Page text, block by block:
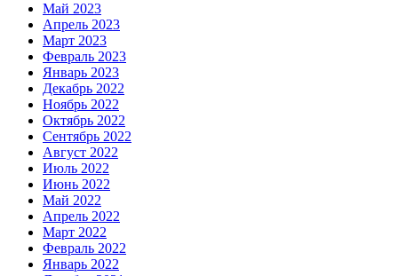
Май 2023
Апрель 2023
Март 2023
Февраль 2023
Январь 2023
Декабрь 2022
Ноябрь 2022
Октябрь 2022
Сентябрь 2022
Август 2022
Июль 2022
Июнь 2022
Май 2022
Апрель 2022
Март 2022
Февраль 2022
Январь 2022